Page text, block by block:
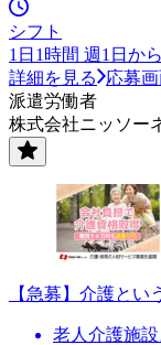
シフト
1日1時間 週1日か
詳細を見る
応募
派遣労働者
株式会社ニッソー
【急募】介護とい
老人介護施